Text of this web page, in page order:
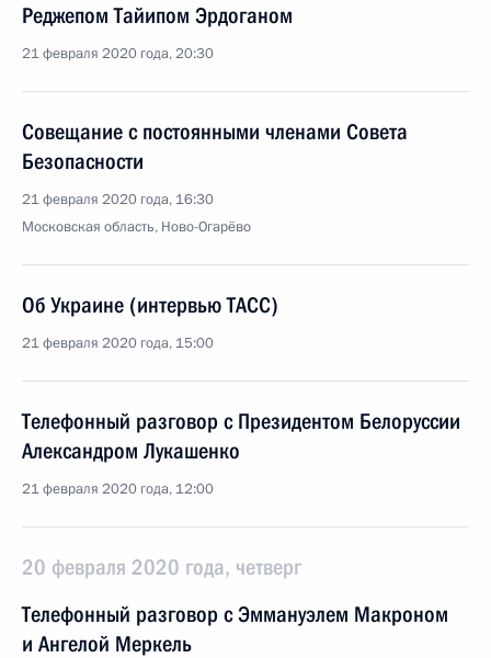
Реджепом Тайипом Эрдоганом
21 февраля 2020 года, 20:30
Совещание с постоянными членами Совета
Безопасности
21 февраля 2020 года, 16:30
Московская область, Ново-Огарёво
Об Украине (интервью ТАСС)
21 февраля 2020 года, 15:00
Телефонный разговор с Президентом Белоруссии
Александром Лукашенко
21 февраля 2020 года, 12:00
20 февраля 2020 года, четверг
Телефонный разговор с Эммануэлем Макроном
и Ангелой Меркель